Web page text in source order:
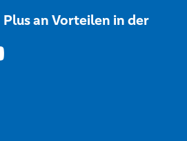
Plus an Vorteilen in der